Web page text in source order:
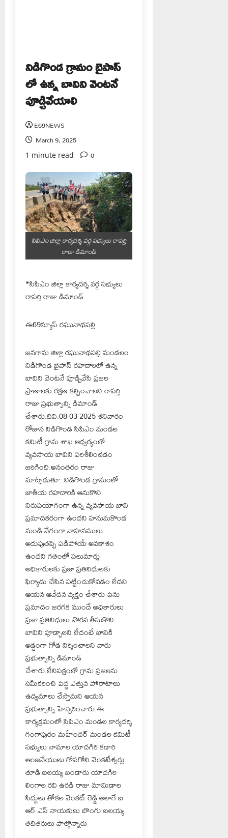
నిడిగొండ గ్రామం బైపాస్
లో ఉన్న బావిని వెంటనే
పూడ్చివేయాలి
E69NEWS
March 9, 2025
1 minute read 0
సిపిఎం జిల్లా కార్యదర్శి వర్గ సభ్యులు రాపర్తి
రాజు డిమాండ్
*సిపిఎం జిల్లా కార్యదర్శి వర్గ సభ్యులు
రాపర్తి రాజు డిమాండ్
ఈ69న్యూస్ రఘునాథపల్లి
జనగామ జిల్లా రఘునాథపల్లి మండలం
నిడిగొండ బైపాస్ రహదారిలో ఉన్న
బావిని వెంటనే పూడ్చివేసి ప్రజల
ప్రాణాలకు రక్షణ కల్పించాలని రాపర్తి
రాజు ప్రభుత్వాన్ని డిమాండ్
చేశారు.దివి.08-03-2025 శనివారం
రోజున నిడిగొండ సిపిఎం మండల
కమిటీ గ్రామ శాఖ ఆధ్వర్యంలో
వ్యవసాయ బావిని పరిశీలించడం
జరిగింది.అనంతరం రాజు
మాట్లాడుతూ..నిడిగొండ గ్రామంలో
జాతీయ రహదారికి ఆనుకొని
నిరుపయోగంగా ఉన్న వ్యవసాయ బావి
ప్రమాదకరంగా ఉందని హనుమకొండ
నుండి వేగంగా వాహనములు
అదుపుతప్పి పడిపోయే అవకాశం
ఉందని గతంలో పలుమార్లు
అధికారులకు ప్రజా ప్రతినిధులకు
ఫిర్యాదు చేసిన పట్టించుకోవడం లేదని
ఆయన ఆవేదన వ్యక్తం చేశారు పెను
ప్రమాదం జరగక ముందే అధికారులు
ప్రజా ప్రతినిధులు చొరవ తీసుకొని
బావిని పూడ్చాలని లేదంటే బావికి
అడ్డంగా గోడ నిర్మించాలని వారు
ప్రభుత్వాన్ని డిమాండ్
చేశారు.లేనిపక్షంలో గ్రామ ప్రజలను
సమీకరించి పెద్ద ఎత్తున పోరాటాలు
ఉద్యమాలు చేస్తామని ఆయన
ప్రభుత్వాన్ని హెచ్చరించారు.ఈ
కార్యక్రమంలో సిపిఎం మండల కార్యదర్శి
గంగాపురం మహేందర్ మండల కమిటీ
సభ్యులు నామాల యాదగిరి కడారి
ఆంజనేయులు గోపగోని వెంకటేశ్వర్లు
తూడి ఐలయ్య బండారు యాదగిరి
లింగాల రవి ఉరడి రాజు మామిడాల
సిద్ధులు తోకల వెంకట్ రెడ్డి అలాగే బి
ఆర్ ఎస్ నాయకులు బొంగు ఐలయ్య
తదితరులు పాల్గొన్నారు